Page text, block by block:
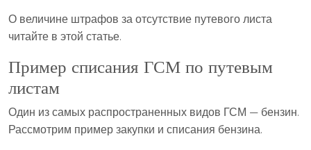
О величине штрафов за отсутствие путевого листа
читайте в этой статье.
Пример списания ГСМ по путевым
листам
Один из самых распространенных видов ГСМ — бензин.
Рассмотрим пример закупки и списания бензина.